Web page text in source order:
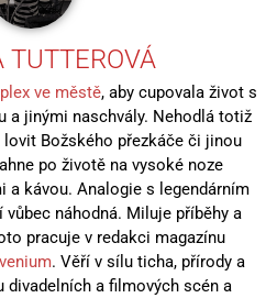
TUTTEROVÁ
ve městě, aby cupovala život s
a jinými naschvály. Nehodlá totiž
Božského přezkáče či jinou
po životě na vysoké noze
a kávou. Analogie s legendárním
náhodná. Miluje příběhy a
pracuje v redakci magazínu
. Věří v sílu ticha, přírody a
divadelních a filmových scén a